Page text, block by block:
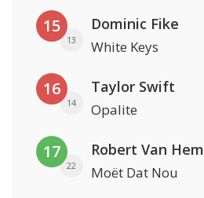
15
13
Dominic Fike
White Keys
16
14
Taylor Swift
Opalite
17
22
Robert Van
Moët Dat Nou